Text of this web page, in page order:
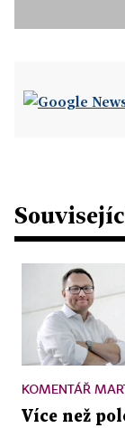
KOMENTÁŘ
Více než